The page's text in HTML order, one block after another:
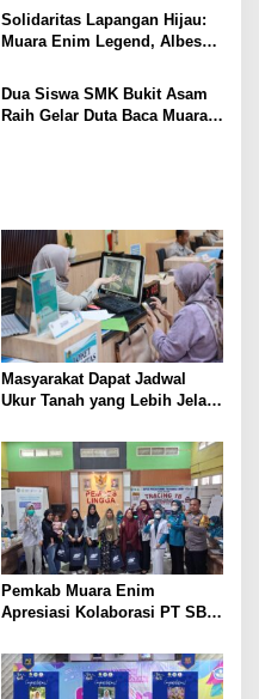
Langkah Nyata Pemkab.
Muara Enim Wujudkan
Keluarga Berkualitas
Solidaritas Lapangan Hijau:
Muara Enim Legend, Albesas,
Amal untuk Korban Banjir
Sumatera
Dua Siswa SMK Bukit Asam
Raih Gelar Duta Baca Muara
Masyarakat Dapat Jadwal
Ukur Tanah yang Lebih Jelas
Terjadwal
Pemkab Muara Enim
Apresiasi Kolaborasi PT SBS
Warga Sekitar Tambang